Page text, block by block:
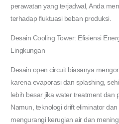
perawatan yang terjadwal, Anda
terhadap fluktuasi beban produksi.
Desain Cooling Tower: Efisiensi
Lingkungan
Desain open circuit biasanya
karena evaporasi dan splashing,
lebih besar jika water treatment dan
Namun, teknologi drift eliminator
mengurangi kerugian air dan